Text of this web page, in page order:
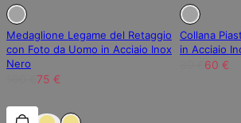
Esaurito Esaurito
Medaglione Legame del Retaggio
con Foto da Uomo in Acciaio Inox
Nero
75 €
Esaurito
Collana
in Acciaio
60 €
15% di sconto